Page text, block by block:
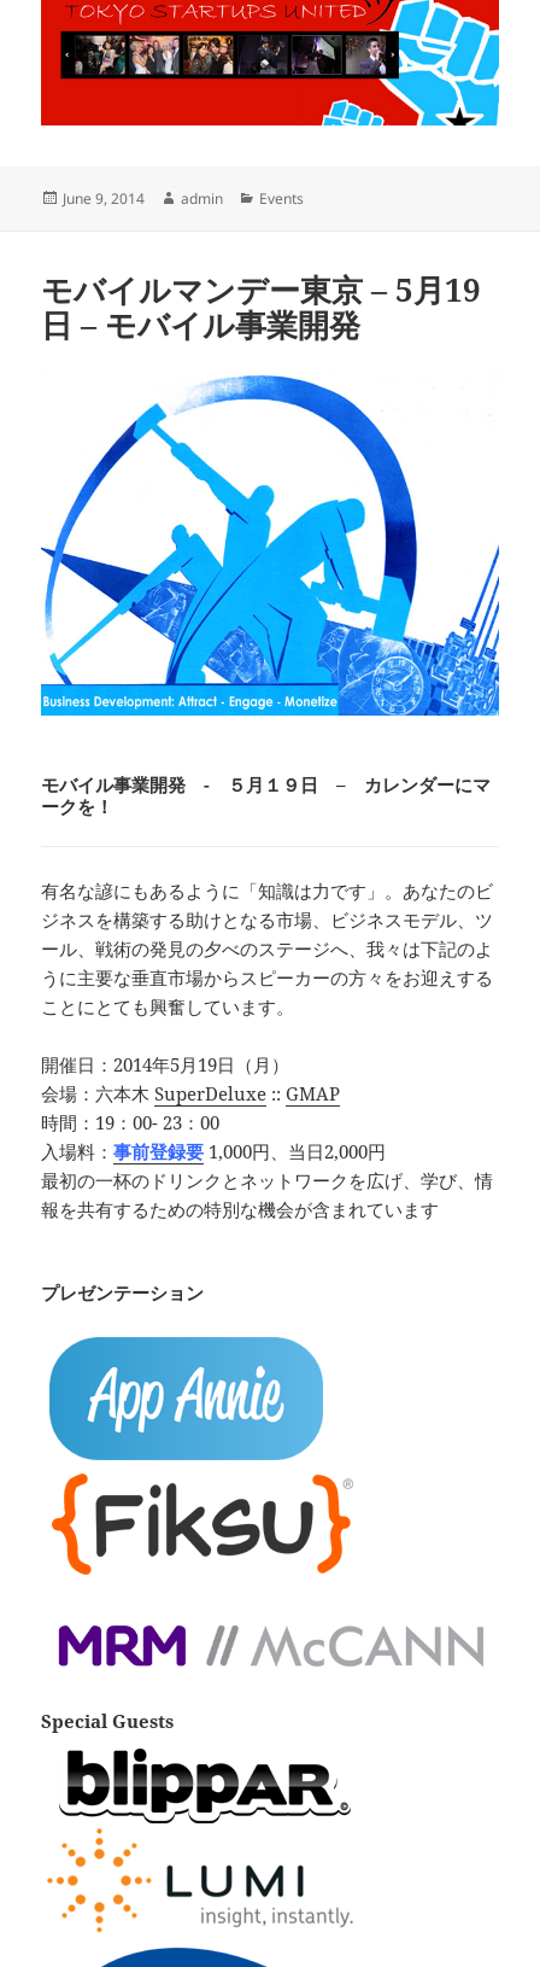
Posted
June 9, 2014 Author
admin Categories
Events
モバイルマンデー東京 – 5月19
日 – モバイル事業開発
モバイル事業開発 - ５月１９日 – カレンダーにマ
ークを！
有名な諺にもあるように「知識は力です」。あなたのビ
ジネスを構築する助けとなる市場、ビジネスモデル、ツ
ール、戦術の発見の夕べのステージへ、我々は下記のよ
うに主要な垂直市場からスピーカーの方々をお迎えする
ことにとても興奮しています。
開催日：2014年5月19日（月）
会場：六本木SuperDeluxe ::GMAP
時間：19：00- 23：00
入場料：事前登録要 1,000円、当日2,000円
最初の一杯のドリンクとネットワークを広げ、学び、情
報を共有するための特別な機会が含まれています
プレゼンテーション
Special Guests